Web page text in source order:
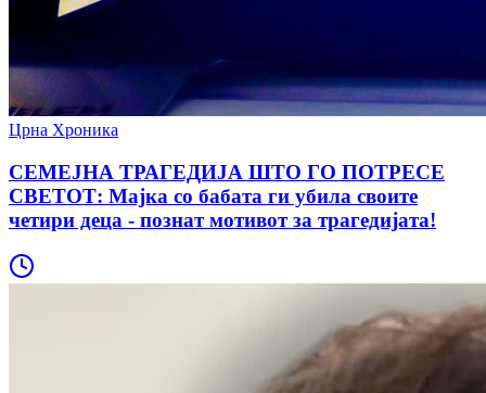
Црна Хроника
СЕМЕЈНА ТРАГЕДИЈА ШТО ГО ПОТРЕСЕ
СВЕТОТ: Мајка со бабата ги убила своите
четири деца - познат мотивот за трагедијата!